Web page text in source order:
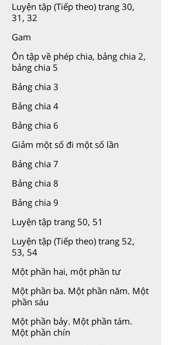
Luyện tập (Tiếp theo) trang 30,
31, 32
Gam
Ôn tập về phép chia, bảng chia 2,
bảng chia 5
Bảng chia 3
Bảng chia 4
Bảng chia 6
Giảm một số đi một số lần
Bảng chia 7
Bảng chia 8
Bảng chia 9
Luyện tập trang 50, 51
Luyện tập (Tiếp theo) trang 52,
53, 54
Một phần hai, một phần tư
Một phần ba. Một phần năm. Một
phần sáu
Một phần bảy. Một phần tám.
Một phần chín